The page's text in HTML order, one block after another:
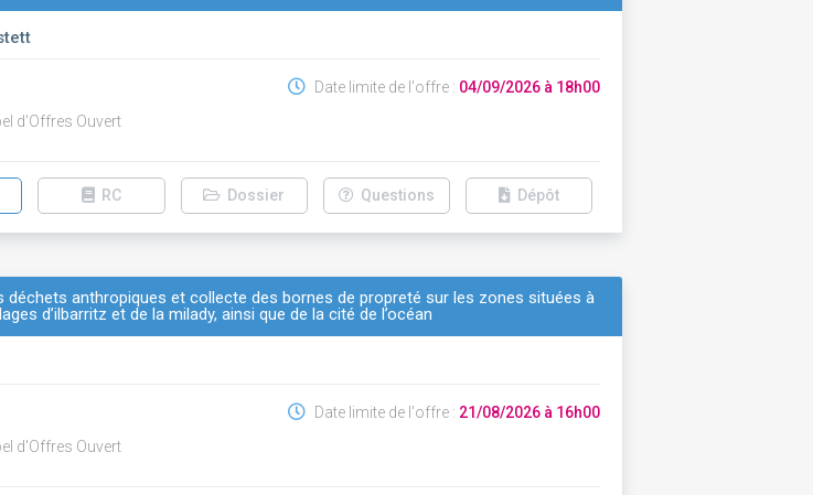
d'Offres Ouvert
Date limite de l'offre : 04/09/2026 à 18h00
RC Dossier Questions Dépôt
déchets anthropiques et collecte des bornes de propreté sur les zones situées à
d’ilbarritz et de la milady, ainsi que de la cité de l’océan
d'Offres Ouvert
Date limite de l'offre : 21/08/2026 à 16h00